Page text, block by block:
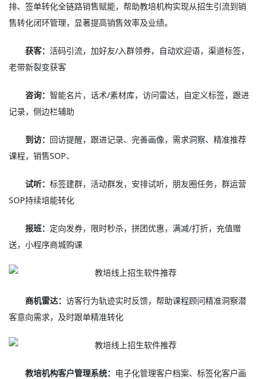
排、签单转化全链路销售赋能，帮助教培机构实现从招生引流到销
售转化闭环管理，显著提高销售效率及业绩。
获客：活码引流，加好友/入群领券，自动欢迎语，渠道标签，
老带新裂变获客
咨询：智能名片，话术/素材库，访问雷达，自定义标签，跟进
记录，侧边栏辅助
到访： 回访提醒，跟进记录、完善画像，需求洞察、精准推荐
课程，销售SOP、
试听：标签建群，活动群发，安排试听，朋友圈任务，群运营
SOP持续培能转化
报班： 定向发券，限时秒杀，拼团优惠，满减/打折，充值赠
送，小程序商城购课
商机雷达：访客行为轨迹实时反馈，帮助课程顾问精准洞察潜
客意向需求，及时跟单精准转化
教培机构客户管理系统： 电子化管理客户档案、标签化客户画